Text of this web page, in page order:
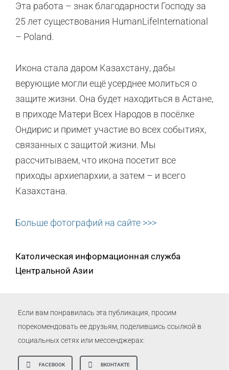
Эта работа – знак благодарности Господу за
25 лет существования HumanLifeInternational
– Poland.
Икона стала даром Казахстану, дабы
верующие могли ещё усерднее молиться о
защите жизни. Она будет находиться в Астане,
в приходе Матери Всех Народов в посёлке
Ондирис и примет участие во всех событиях,
связанных с защитой жизни. Мы
рассчитываем, что икона посетит все
приходы архиепархии, а затем – и всего
Казахстана.
Больше фотографий на сайте >>>
Католическая информационная служба
Центральной Азии
Если вам понравилась эта публикация, просим
порекомендовать ее друзьям, поделившись ссылкой в
социальных сетях или мессенджерах:
FACEBOOK ВКОНТАКТЕ